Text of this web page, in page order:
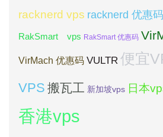
racknerd vps racknerd 优惠码
RakSmart vps RakSmart 优惠码
VirMach 优惠码 VULTR 便宜
VPS 搬瓦工 新加坡vps 日本
香港vps